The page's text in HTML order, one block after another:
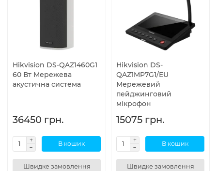
Hikvision DS-QAZ1460G1
60 Вт Мережева
акустична система
36450 грн.
В кошик
Швидке замовлення
Hikvision DS-
QAZ1MP7G1/EU
Мережевий
пейджинговий
мікрофон
15075 грн.
В кошик
Швидке замовлення